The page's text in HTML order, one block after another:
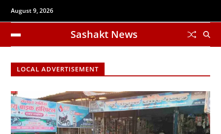
August 9, 2026
Sashakt News
LOCAL ADVERTISEMENT